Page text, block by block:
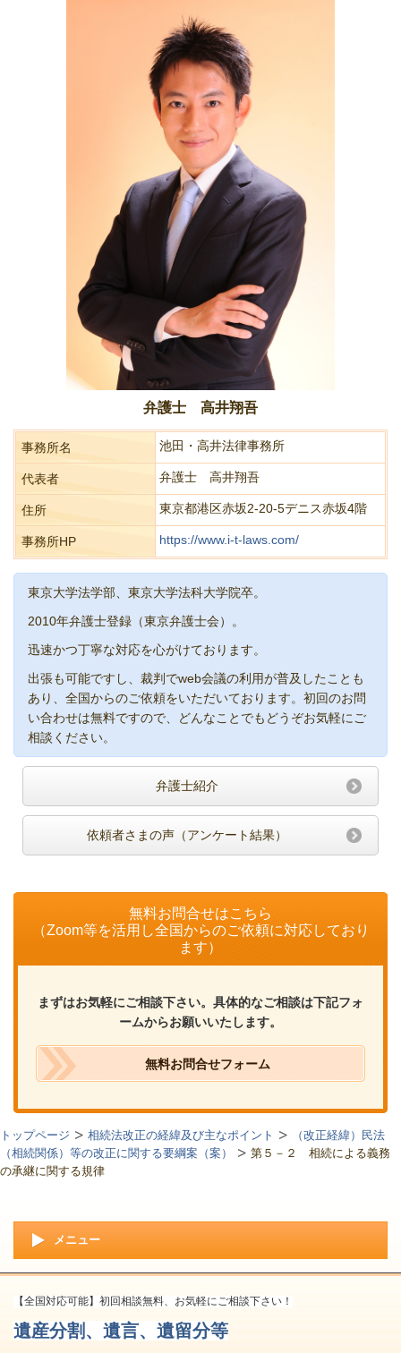
弁護士 高井翔吾
事務所名 池田・高井法律事務所
代表者 弁護士 高井翔吾
住所 東京都港区赤坂2-20-5デニス赤坂4階
事務所HP https://www.i-t-laws.com/
東京大学法学部、東京大学法科大学院卒。
2010年弁護士登録（東京弁護士会）。
迅速かつ丁寧な対応を心がけております。
出張も可能ですし、裁判でweb会議の利用が普及したことも
あり、全国からのご依頼をいただいております。初回のお問
い合わせは無料ですので、どんなことでもどうぞお気軽にご
相談ください。
弁護士紹介
依頼者さまの声（アンケート結果）
無料お問合せはこちら
（Zoom等を活用し全国からのご依頼に対応しており
ます）
まずはお気軽にご相談下さい。具体的なご相談は下記フォ
ームからお願いいたします。
無料お問合せフォーム
トップページ 相続法改正の経緯及び主なポイント
（改正経緯）民法
（相続関係）等の改正に関する要綱案（案）
第５－２ 相続による義務
の承継に関する規律
メニュー
【全国対応可能】初回相談無料、お気軽にご相談下さい！
遺産分割、遺言、遺留分等